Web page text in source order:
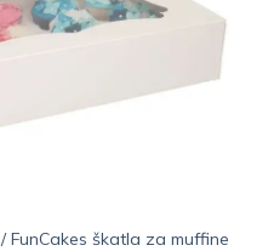
/ FunCakes škatla za muffine